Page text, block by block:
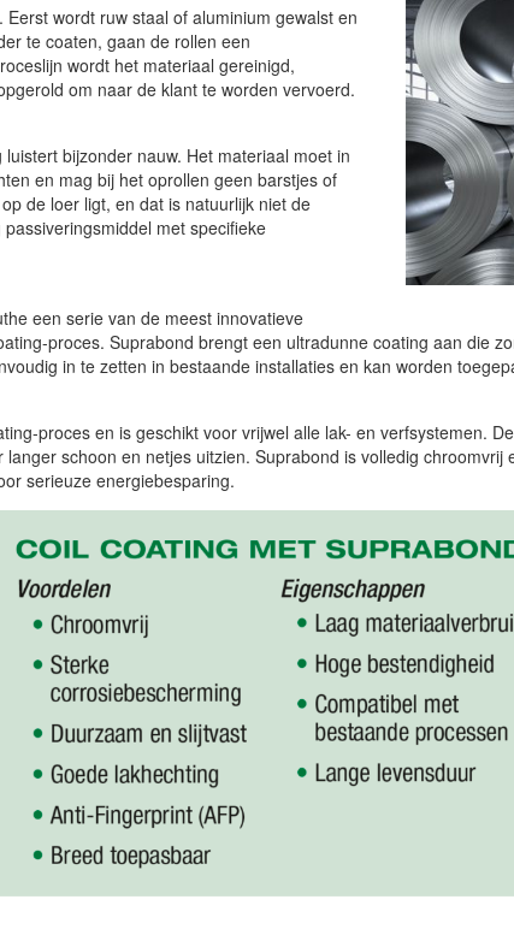
wordt ruw staal of aluminium gewalst en
te coaten, gaan de rollen een
wordt het materiaal gereinigd,
om naar de klant te worden vervoerd.
bijzonder nauw. Het materiaal moet in
en mag bij het oprollen geen barstjes of
de loer ligt, en dat is natuurlijk niet de
met specifieke
een serie van de meest innovatieve
proces. Suprabond brengt een ultradunne coating aan die
in te zetten in bestaande installaties en kan worden
proces en is geschikt voor vrijwel alle lak- en verfsystemen.
schoon en netjes uitzien. Suprabond is volledig
serieuze energiebesparing.